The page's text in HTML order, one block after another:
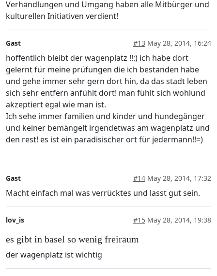
Verhandlungen und Umgang haben alle Mitbürger und
kulturellen Initiativen verdient!
Gast #13 May 28, 2014, 16:24
hoffentlich bleibt der wagenplatz !!:) ich habe dort
gelernt für meine prüfungen die ich bestanden habe
und gehe immer sehr gern dort hin, da das stadt leben
sich sehr entfern anfühlt dort! man fühlt sich wohlund
akzeptiert egal wie man ist.
Ich sehe immer familien und kinder und hundegänger
und keiner bemängelt irgendetwas am wagenplatz und
den rest! es ist ein paradisischer ort für jedermann!!=)
Gast #14 May 28, 2014, 17:32
Macht einfach mal was verrücktes und lasst gut sein.
lov_is #15 May 28, 2014, 19:38
es gibt in basel so wenig freiraum
der wagenplatz ist wichtig